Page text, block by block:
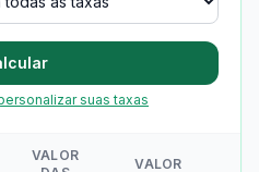
suas taxas
VALOR
VALOR